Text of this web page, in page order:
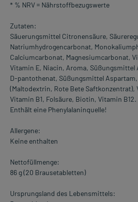
* % NRV = Nährstoffbezugswerte
Zutaten:
Säuerungsmittel Citronensäure,
Natriumhydrogencarbonat,
Calciumcarbonat, Magnesiumcarbonat,
Vitamin E, Niacin, Aroma,
D-pantothenat, Süßungsmittel
(Maltodextrin, Rote Bete Saftkonzentrat),
Vitamin B1, Folsäure, Biotin, Vitamin B12.
Enthält eine Phenylalaninquelle!
Allergene:
Keine enthalten
Nettofüllmenge:
86 g (20 Brausetabletten)
Ursprungsland des Lebensmittels: